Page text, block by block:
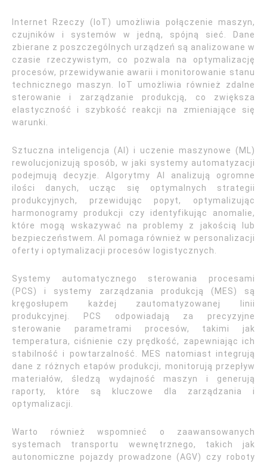
Internet Rzeczy (IoT) umożliwia połączenie maszyn,
czujników i systemów w jedną, spójną sieć. Dane
zbierane z poszczególnych urządzeń są analizowane w
czasie rzeczywistym, co pozwala na optymalizację
procesów, przewidywanie awarii i monitorowanie stanu
technicznego maszyn. IoT umożliwia również zdalne
sterowanie i zarządzanie produkcją, co zwiększa
elastyczność i szybkość reakcji na zmieniające się
warunki.
Sztuczna inteligencja (AI) i uczenie maszynowe (ML)
rewolucjonizują sposób, w jaki systemy automatyzacji
podejmują decyzje. Algorytmy AI analizują ogromne
ilości danych, ucząc się optymalnych strategii
produkcyjnych, przewidując popyt, optymalizując
harmonogramy produkcji czy identyfikując anomalie,
które mogą wskazywać na problemy z jakością lub
bezpieczeństwem. AI pomaga również w personalizacji
oferty i optymalizacji procesów logistycznych.
Systemy automatycznego sterowania procesami
(PCS) i systemy zarządzania produkcją (MES) są
kręgosłupem każdej zautomatyzowanej linii
produkcyjnej. PCS odpowiadają za precyzyjne
sterowanie parametrami procesów, takimi jak
temperatura, ciśnienie czy prędkość, zapewniając ich
stabilność i powtarzalność. MES natomiast integrują
dane z różnych etapów produkcji, monitorują przepływ
materiałów, śledzą wydajność maszyn i generują
raporty, które są kluczowe dla zarządzania i
optymalizacji.
Warto również wspomnieć o zaawansowanych
systemach transportu wewnętrznego, takich jak
autonomiczne pojazdy prowadzone (AGV) czy roboty